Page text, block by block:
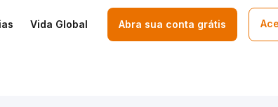
Vida Global Abra sua conta grátis